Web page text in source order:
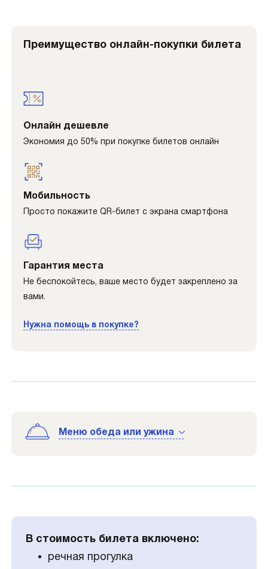
Преимущество онлайн-покупки билета
Онлайн дешевле
Экономия до 50% при покупке билетов онлайн
Мобильность
Просто покажите QR-билет с экрана смартфона
Гарантия места
Не беспокойтесь, ваше место будет закреплено за
вами.
Нужна помощь в покупке?
Меню обеда или ужина
В стоимость билета включено:
речная прогулка